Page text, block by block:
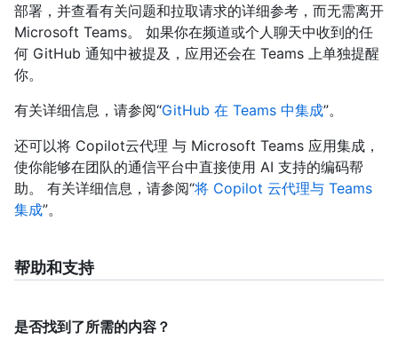
部署，并查看有关问题和拉取请求的详细参考，而无需离开
Microsoft Teams。 如果你在频道或个人聊天中收到的任
何 GitHub 通知中被提及，应用还会在 Teams 上单独提醒
你。
有关详细信息，请参阅“GitHub 在 Teams 中集成”。
还可以将 Copilot云代理 与 Microsoft Teams 应用集成，
使你能够在团队的通信平台中直接使用 AI 支持的编码帮
助。 有关详细信息，请参阅“将 Copilot 云代理与 Teams
集成”。
帮助和支持
是否找到了所需的内容？